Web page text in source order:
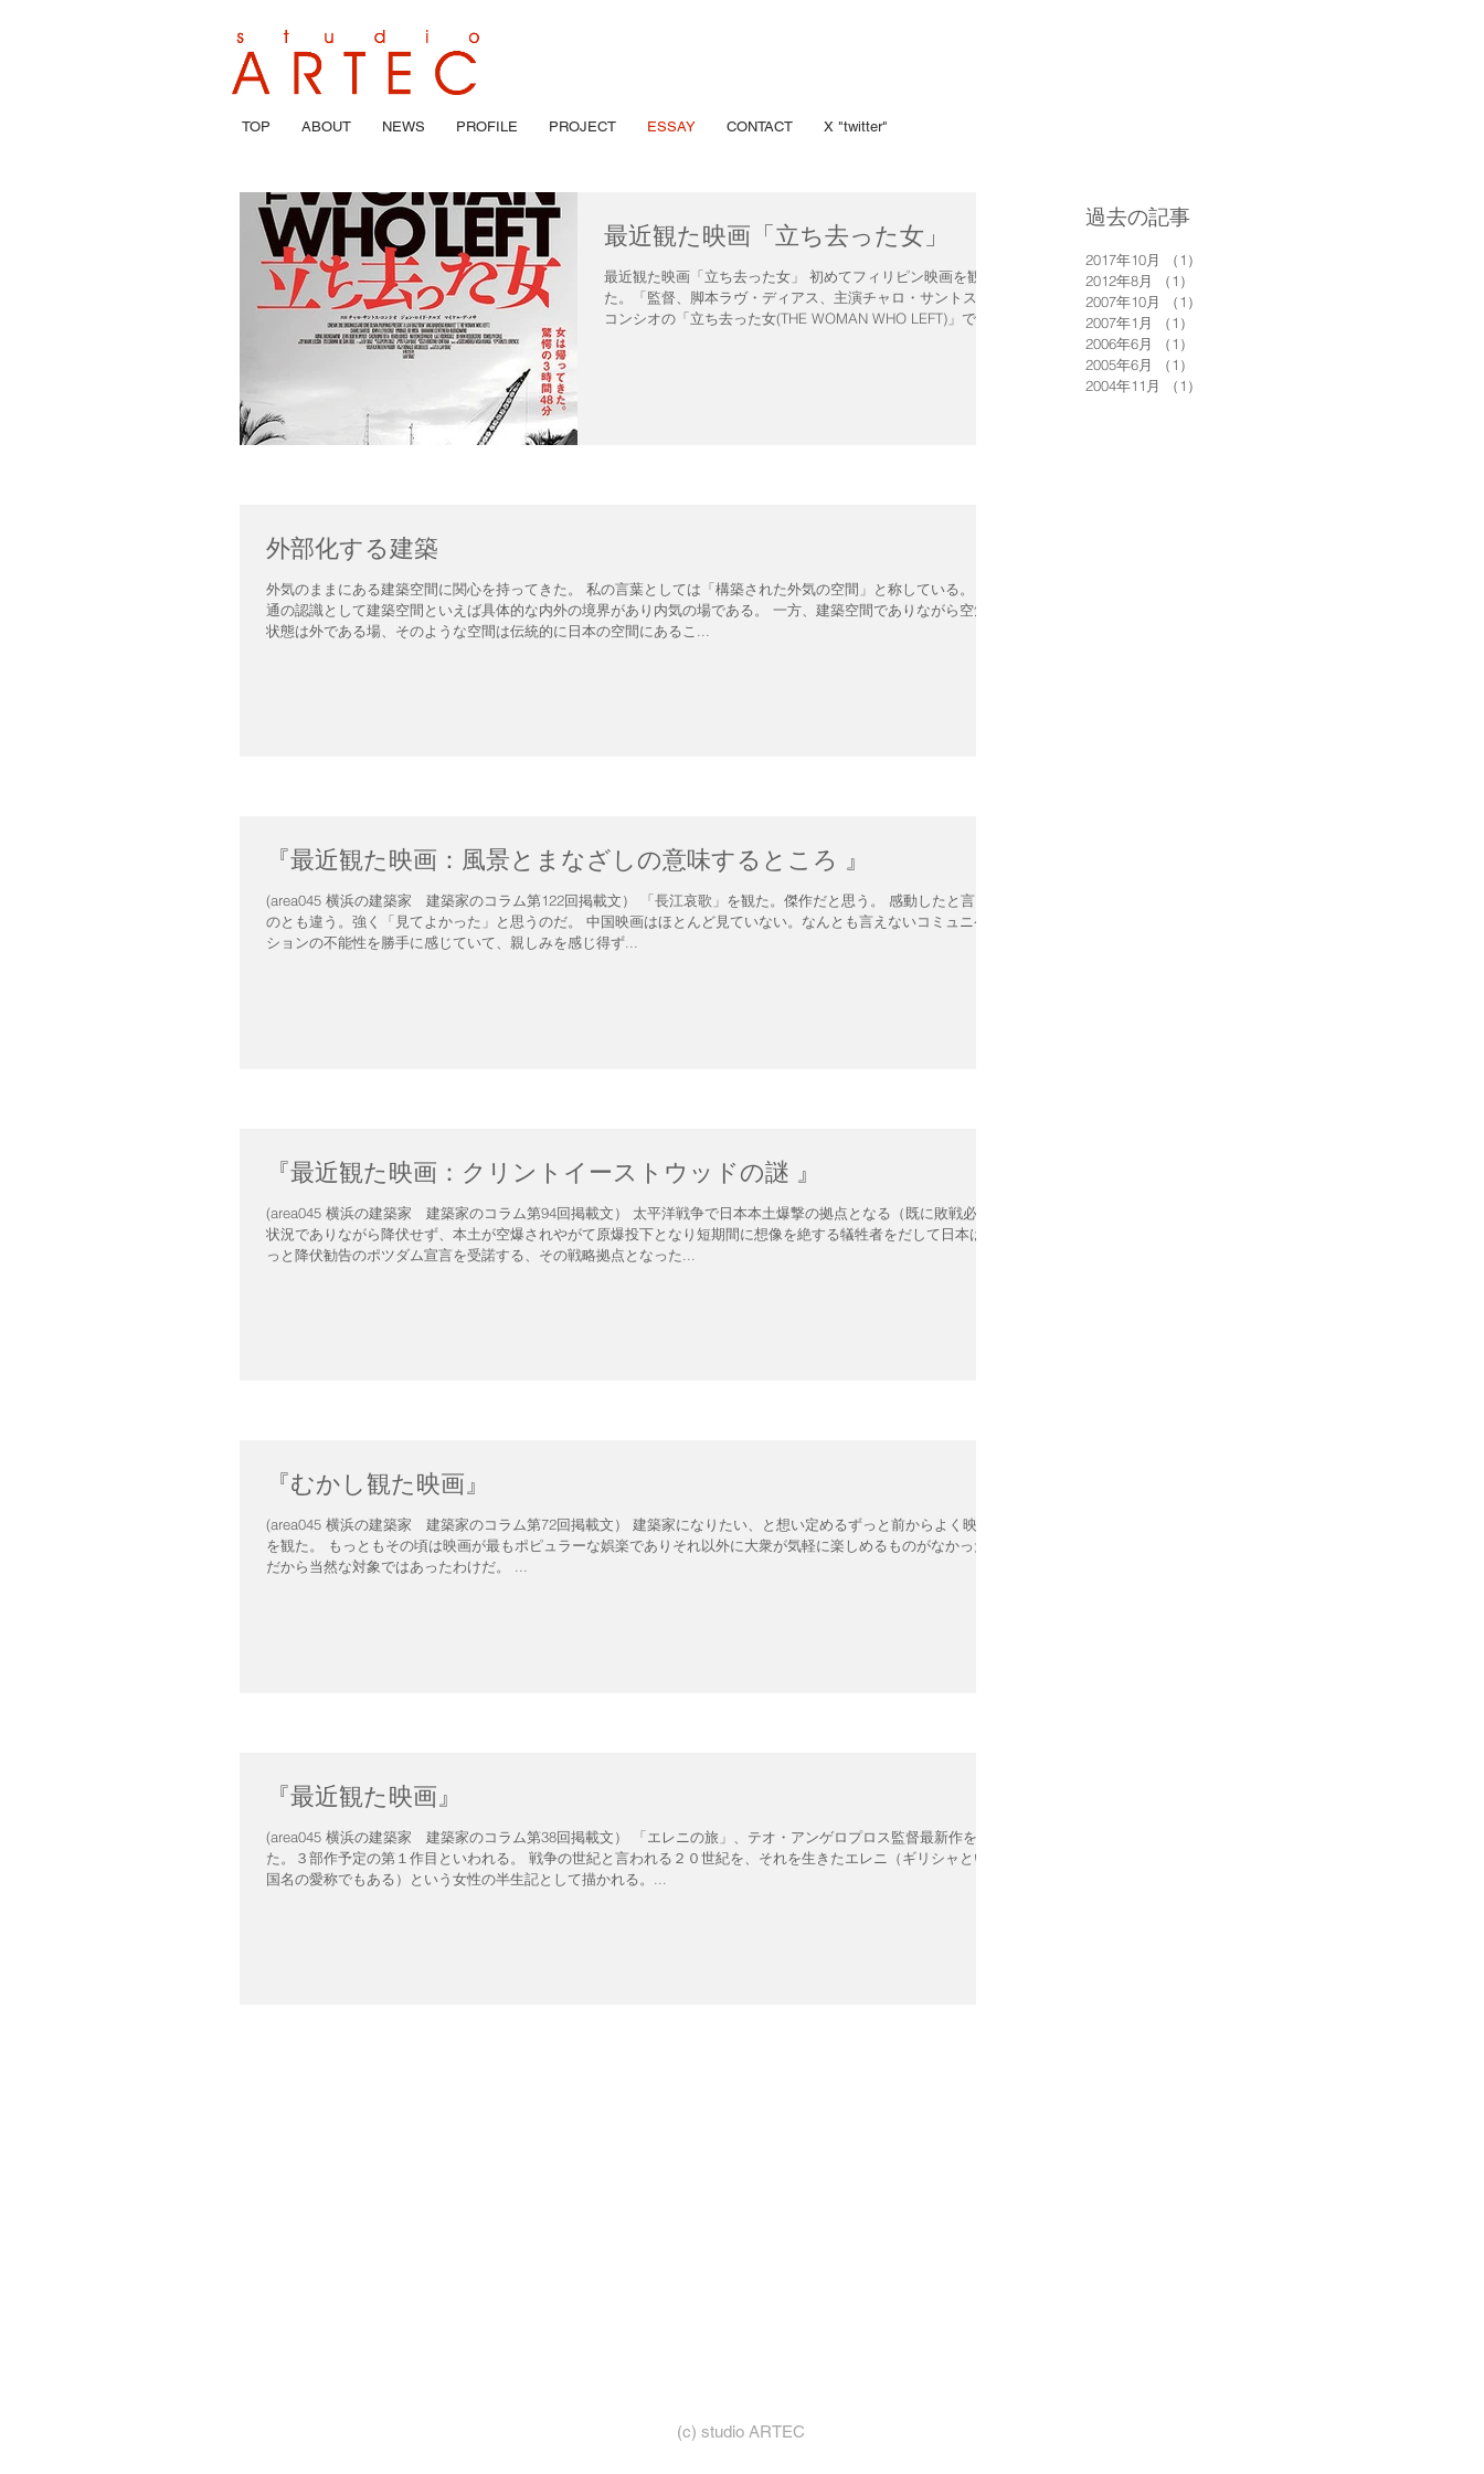
TOP ABOUT NEWS PROFILE PROJECT ESSAY CONTACT X "twitter"
最近観た映画「立ち去った女」
最近観た映画「立ち去った女」 初めてフィリピン映画を観
た。「監督、脚本ラヴ・ディアス、主演チャロ・サントス・
コンシオの「立ち去った女(THE WOMAN WHO LEFT)」であ
外部化する建築
外気のままにある建築空間に関心を持ってきた。 私の言葉としては「構築された外気の空間」と称している。 普
通の認識として建築空間といえば具体的な内外の境界があり内気の場である。 一方、建築空間でありながら空気の
状態は外である場、そのような空間は伝統的に日本の空間にあるこ...
『最近観た映画：風景とまなざしの意味するところ 』
(area045 横浜の建築家 建築家のコラム第122回掲載文） 「長江哀歌」を観た。傑作だと思う。 感動したと言う
のとも違う。強く「見てよかった」と思うのだ。 中国映画はほとんど見ていない。なんとも言えないコミュニケー
ションの不能性を勝手に感じていて、親しみを感じ得ず...
『最近観た映画：クリントイーストウッドの謎 』
(area045 横浜の建築家 建築家のコラム第94回掲載文） 太平洋戦争で日本本土爆撃の拠点となる（既に敗戦必至
状況でありながら降伏せず、本土が空爆されやがて原爆投下となり短期間に想像を絶する犠牲者をだして日本はや
っと降伏勧告のポツダム宣言を受諾する、その戦略拠点となった...
『むかし観た映画』
(area045 横浜の建築家 建築家のコラム第72回掲載文） 建築家になりたい、と想い定めるずっと前からよく映画
を観た。 もっともその頃は映画が最もポピュラーな娯楽でありそれ以外に大衆が気軽に楽しめるものがなかったの
だから当然な対象ではあったわけだ。 ...
『最近観た映画』
(area045 横浜の建築家 建築家のコラム第38回掲載文） 「エレニの旅」、テオ・アンゲロプロス監督最新作を観
た。３部作予定の第１作目といわれる。 戦争の世紀と言われる２０世紀を、それを生きたエレニ（ギリシャという
国名の愛称でもある）という女性の半生記として描かれる。...
過去の記事
2017年10月 （1）
2012年8月
（1）
2007年10月
（1）
2007年1月
（1）
2006年6月
（1）
2005年6月
（1）
2004年11月
（1）
(c) studio ARTEC